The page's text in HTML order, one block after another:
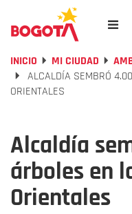
INICIO MI CIUDAD
ALCALDÍA SEMBRÓ
ORIENTALES
Alcaldía
árboles en
Orientales